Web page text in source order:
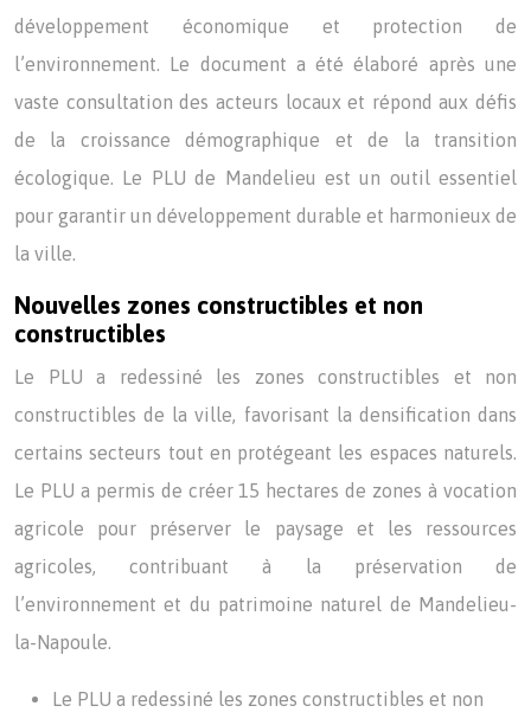
développement économique et protection de
l’environnement. Le document a été élaboré après une
vaste consultation des acteurs locaux et répond aux défis
de la croissance démographique et de la transition
écologique. Le PLU de Mandelieu est un outil essentiel
pour garantir un développement durable et harmonieux de
la ville.
Nouvelles zones constructibles et non
constructibles
Le PLU a redessiné les zones constructibles et non
constructibles de la ville, favorisant la densification dans
certains secteurs tout en protégeant les espaces naturels.
Le PLU a permis de créer 15 hectares de zones à vocation
agricole pour préserver le paysage et les ressources
agricoles, contribuant à la préservation de
l’environnement et du patrimoine naturel de Mandelieu-
la-Napoule.
Le PLU a redessiné les zones constructibles et non